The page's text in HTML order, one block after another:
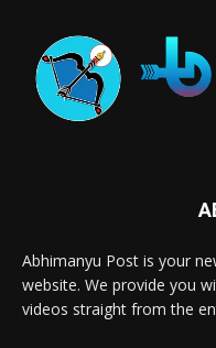
Abhimanyu Post is your
website. We provide you
videos straight from the